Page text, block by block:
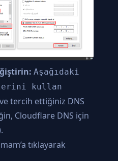
Aşağıdaki
kullan
tercih ettiğiniz DNS
Cloudflare DNS için
tıklayarak